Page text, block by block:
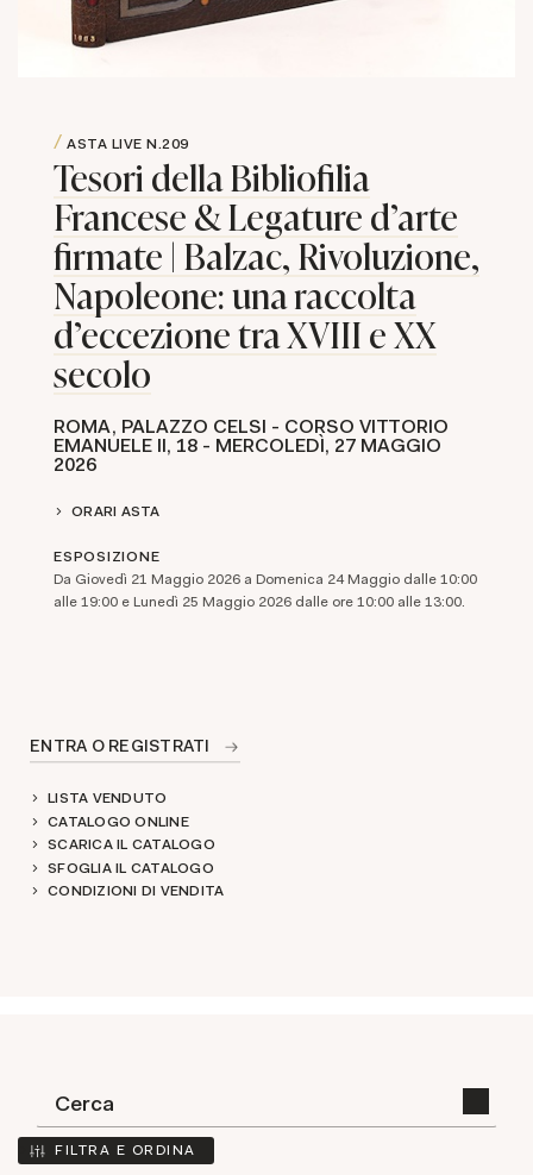
ASTA LIVE N.209
Tesori della Bibliofilia
Francese & Legature d'arte
firmate | Balzac, Rivoluzione,
Napoleone: una raccolta
d'eccezione tra XVIII e XX
secolo
ROMA, PALAZZO CELSI - CORSO VITTORIO
EMANUELE II, 18 - MERCOLEDÌ, 27 MAGGIO
2026
ORARI ASTA
ESPOSIZIONE
​Da Giovedì 21 Maggio 2026 a Domenica 24 Maggio dalle 10:00
alle 19:00 e Lunedì 25 Maggio 2026 dalle ore 10:00 alle 13:00.
ENTRA O REGISTRATI
LISTA VENDUTO
CATALOGO ONLINE
SCARICA IL CATALOGO
SFOGLIA IL CATALOGO
CONDIZIONI DI VENDITA
FILTRA E ORDINA